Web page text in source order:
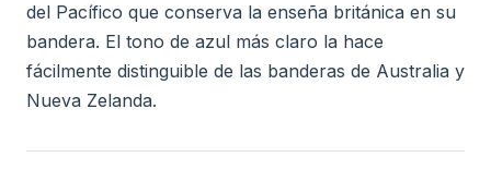
del Pacífico que conserva la enseña británica en su
bandera. El tono de azul más claro la hace
fácilmente distinguible de las banderas de Australia y
Nueva Zelanda.